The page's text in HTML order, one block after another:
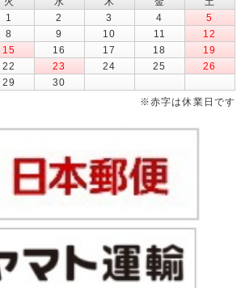
1
2 3 4
5
8 9 10 11
12
15 16 17 18
19
22 23 24 25
26
29
30
※赤字は休業日です